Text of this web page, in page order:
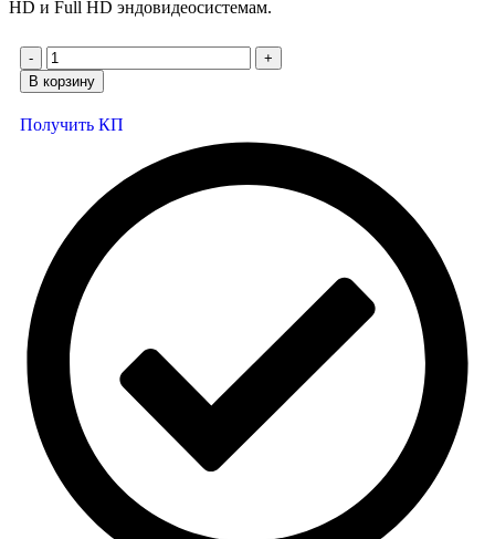
HD и Full HD эндовидеосистемам.
В корзину
Получить КП